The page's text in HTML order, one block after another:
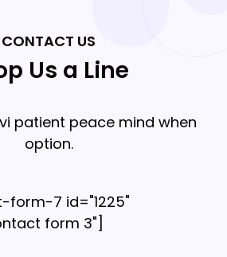
CONTACT US
Us a Line
patient peace mind when
option.
form-7 id="1225"
form 3"]